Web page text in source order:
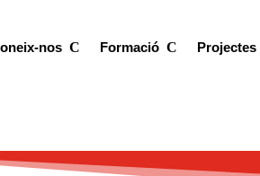
nos Formació Projectes